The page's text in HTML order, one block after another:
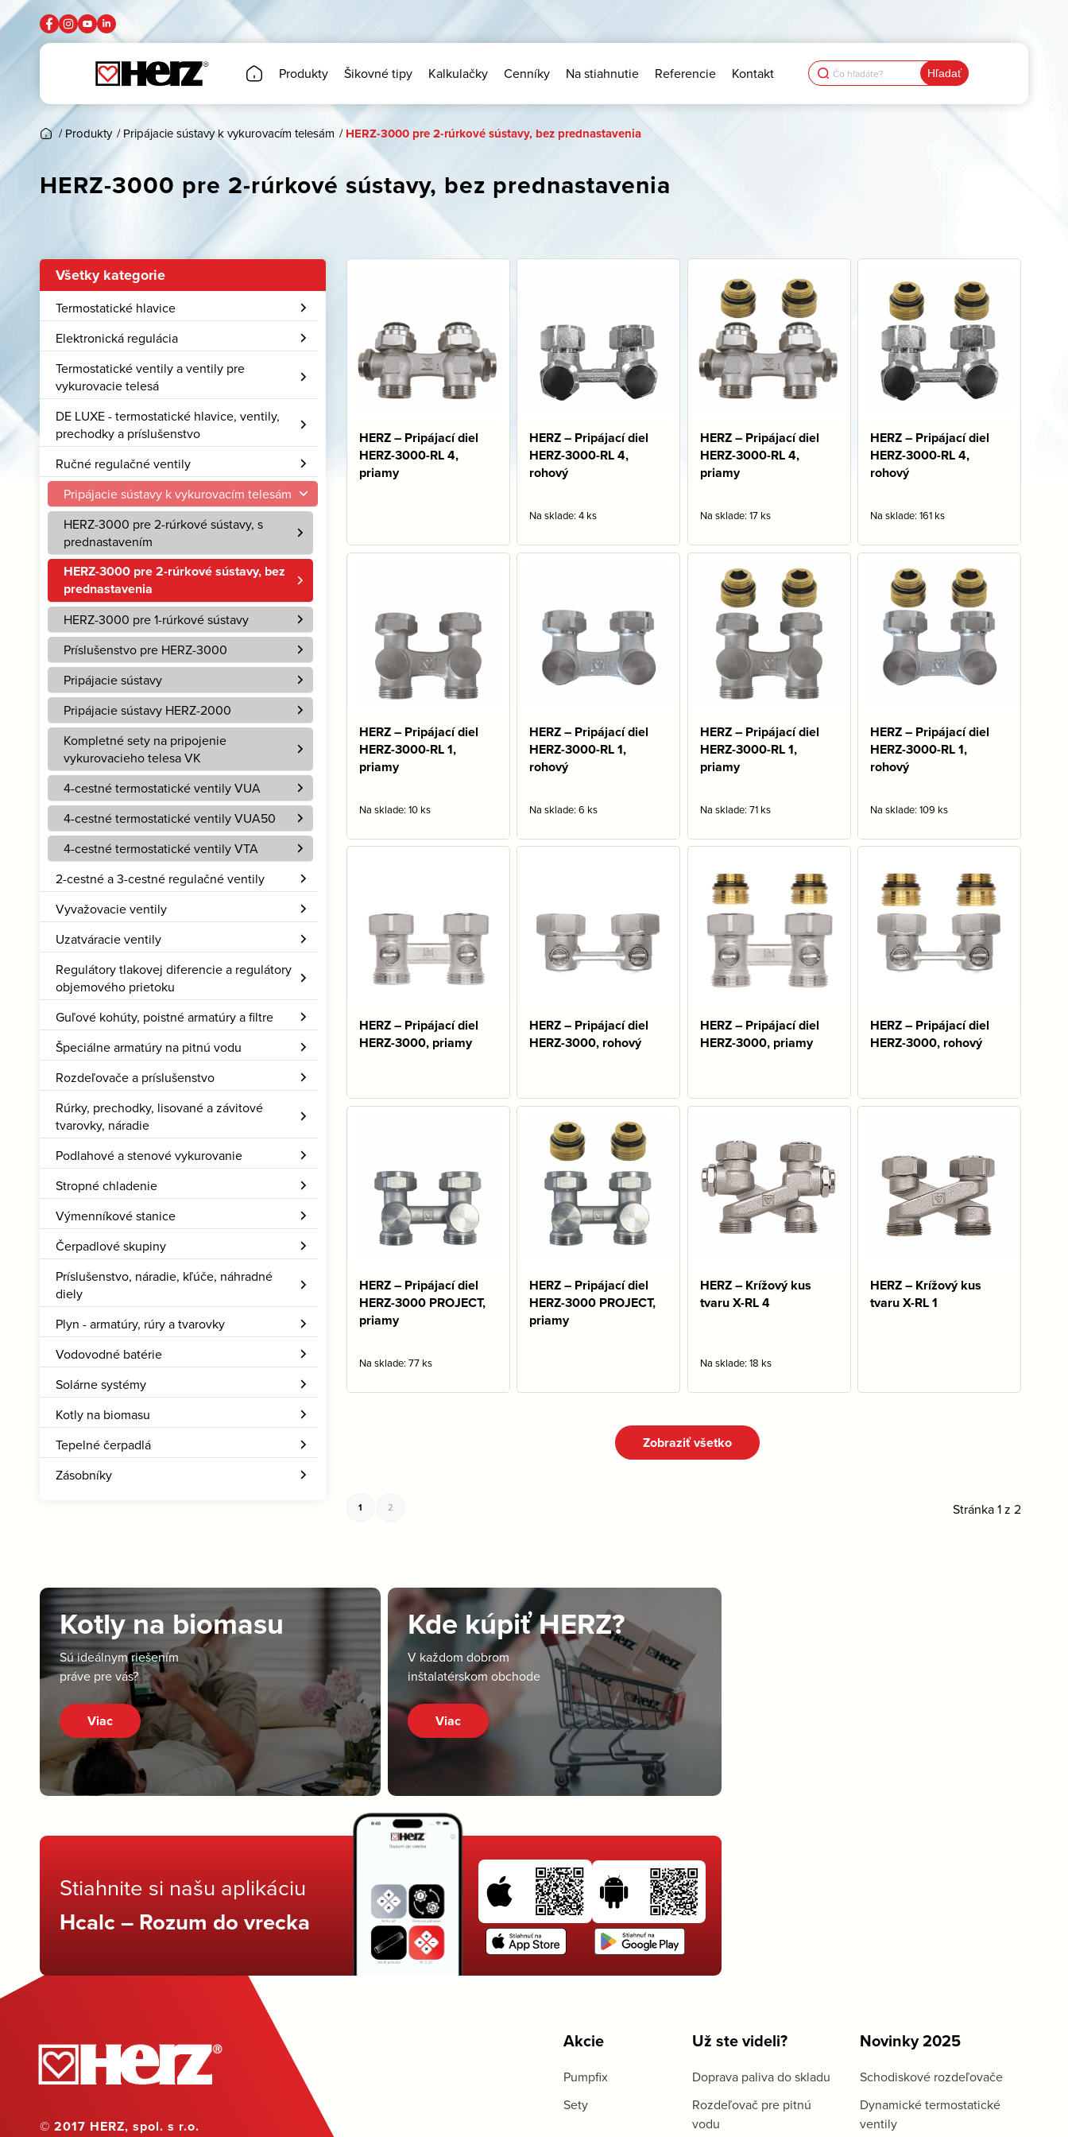
Všetky kategorie
Termostatické hlavice
Elektronická regulácia
Termostatické ventily a ventily pre
vykurovacie telesá
DE LUXE - termostatické hlavice, ventily,
prechodky a príslušenstvo
Ručné regulačné ventily
Pripájacie sústavy k vykurovacím telesám
HERZ-3000 pre 2-rúrkové sústavy, s
prednastavením
HERZ-3000 pre 2-rúrkové sústavy, bez
prednastavenia
HERZ-3000 pre 1-rúrkové sústavy
Príslušenstvo pre HERZ-3000
Pripájacie sústavy
Pripájacie sústavy HERZ-2000
Kompletné sety na pripojenie
vykurovacieho telesa VK
4-cestné termostatické ventily VUA
4-cestné termostatické ventily VUA50
4-cestné termostatické ventily VTA
2-cestné a 3-cestné regulačné ventily
Vyvažovacie ventily
Uzatváracie ventily
Regulátory tlakovej diferencie a regulátory
objemového prietoku
Guľové kohúty, poistné armatúry a filtre
Špeciálne armatúry na pitnú vodu
Rozdeľovače a príslušenstvo
Rúrky, prechodky, lisované a závitové
tvarovky, náradie
Podlahové a stenové vykurovanie
Stropné chladenie
Výmenníkové stanice
Čerpadlové skupiny
Príslušenstvo, náradie, kľúče, náhradné
diely
Plyn - armatúry, rúry a tvarovky
Vodovodné batérie
Solárne systémy
Kotly na biomasu
Tepelné čerpadlá
Zásobníky
Produkty Šikovné tipy Kalkulačky Cenníky Na stiahnutie Referencie Kontakt Search
for:
/ Produkty / Pripájacie sústavy k vykurovacím telesám / HERZ-3000 pre 2-rúrkové sústavy, bez prednastavenia
HERZ-3000 pre 2-rúrkové sústavy, bez prednastavenia
HERZ – Pripájací diel
HERZ-3000-RL 4,
priamy
HERZ – Pripájací diel
HERZ-3000-RL 4,
rohový
Na sklade: 4 ks
HERZ – Pripájací diel
HERZ-3000-RL 4,
priamy
Na sklade: 17 ks
HERZ – Pripájací diel
HERZ-3000-RL 4,
rohový
Na sklade: 161 ks
HERZ – Pripájací diel
HERZ-3000-RL 1,
priamy
Na sklade: 10 ks
HERZ – Pripájací diel
HERZ-3000-RL 1,
rohový
Na sklade: 6 ks
HERZ – Pripájací diel
HERZ-3000-RL 1,
priamy
Na sklade: 71 ks
HERZ – Pripájací diel
HERZ-3000-RL 1,
rohový
Na sklade: 109 ks
HERZ – Pripájací diel
HERZ-3000, priamy
HERZ – Pripájací diel
HERZ-3000, rohový
HERZ – Pripájací diel
HERZ-3000, priamy
HERZ – Pripájací diel
HERZ-3000, rohový
HERZ – Pripájací diel
HERZ-3000 PROJECT,
priamy
Na sklade: 77 ks
HERZ – Pripájací diel
HERZ-3000 PROJECT,
priamy
HERZ – Krížový kus
tvaru X-RL 4
Na sklade: 18 ks
HERZ – Krížový kus
tvaru X-RL 1
Zobraziť všetko
Stránka 1 z 2
1 2
Kotly na biomasu
Sú ideálnym riešením
práve pre vás?
Viac
Kde kúpiť HERZ?
V každom dobrom
inštalatérskom obchode
Viac
Stiahnite si našu aplikáciu
Hcalc – Rozum do vrecka
© 2017 HERZ, spol. s r.o.
Akcie
Pumpfix
Sety
Už ste videli?
Doprava paliva do skladu
Rozdeľovač pre pitnú
vodu
Novinky 2025
Schodiskové rozdeľovače
Dynamické termostatické
ventily